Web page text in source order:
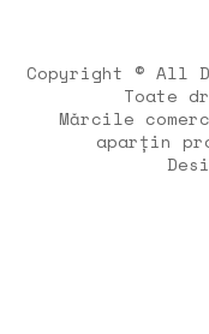
Copyright © All
Toate
Mărcile
aparțin